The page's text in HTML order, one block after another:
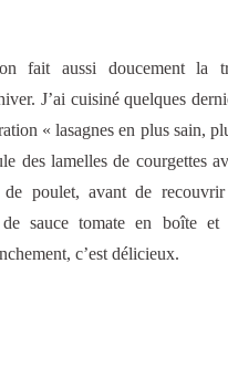
fait aussi doucement la
J’ai cuisiné quelques
« lasagnes en plus sain,
des lamelles de courgettes
de poulet, avant de
sauce tomate en boîte et
c’est délicieux.